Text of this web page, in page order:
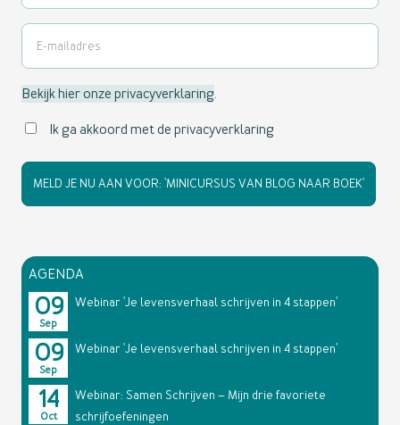
Bekijk hier onze privacyverklaring.
Ik ga akkoord met de privacyverklaring
AGENDA
09
Sep
Webinar 'Je levensverhaal schrijven in 4 stappen'
09
Sep
Webinar 'Je levensverhaal schrijven in 4 stappen'
14
Oct
Webinar: Samen Schrijven – Mijn drie favoriete
schrijfoefeningen